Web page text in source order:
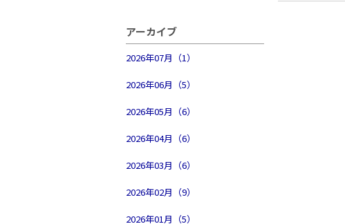
アーカイブ
2026年07月（1）
2026年06月（5）
2026年05月（6）
2026年04月（6）
2026年03月（6）
2026年02月（9）
2026年01月（5）